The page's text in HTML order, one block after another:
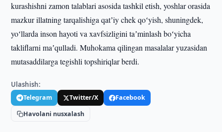
kurashishni zamon talablari asosida tashkil etish, yoshlar orasida
mazkur illatning tarqalishiga qatʼiy chek qoʻyish, shuningdek,
yoʻllarda inson hayoti va xavfsizligini taʼminlash boʻyicha
takliflarni maʼqulladi. Muhokama qilingan masalalar yuzasidan
mutasaddilarga tegishli topshiriqlar berdi.
Ulashish:
Telegram Twitter/X
Facebook
Havolani nusxalash